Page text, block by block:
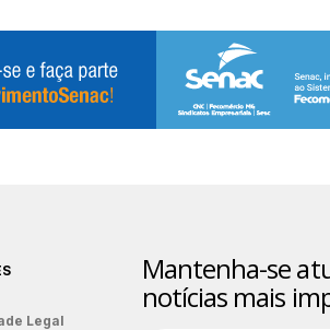
Legal
Mantenha-se
notícias mais